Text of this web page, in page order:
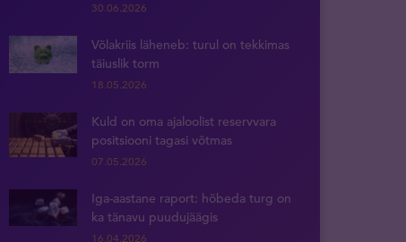
30.06.2026
Võlakriis läheneb: turul on tekkimas
täiuslik torm
18.05.2026
Kuld on oma ajaloolist reservvara
positsiooni tagasi võtmas
07.05.2026
Iga-aastane raport: hõbeda turg on
ka tänavu puudujäägis
16.04.2026